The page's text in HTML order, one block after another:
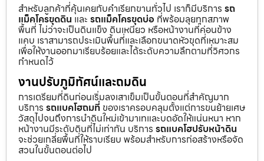
สำหรับลูกค้าที่คุ้นเคยกับคำเรียกขานทั่วไป เราก็มีบริการ รถ
แม็คโครขุดดิน และ รถแม็คโครขุดบ่อ ที่พร้อมลุยทุกสภาพ
พื้นที่ ไม่ว่าจะเป็นดินแข็ง ดินเหนียว หรือหน้างานที่ค่อนข้าง
แคบ เราสามารถประเมินพื้นที่และเลือกขนาดหัวขุดที่เหมาะสม
เพื่อให้งานออกมาเรียบร้อยและได้ระดับความลึกตามที่วิศวกร
กำหนดไว้
งานปรับภูมิทัศน์และถมดิน
การเตรียมที่ดินก่อนเริ่มลงเสาเข็มเป็นขั้นตอนที่สำคัญมาก
บริการ รถแบคโฮถมที่ ของเราครอบคลุมตั้งแต่การขนย้ายเศษ
วัสดุไปจนถึงการนำดินใหม่เข้ามาเทและบดอัดให้แน่นหนา หาก
หน้างานมีระดับดินที่ไม่เท่ากัน บริการ รถแบคโฮปรับหน้าดิน
จะช่วยเกลี่ยพื้นที่ให้ราบเรียบ พร้อมสำหรับการก่อสร้างหรือจัด
สวนในขั้นตอนต่อไป